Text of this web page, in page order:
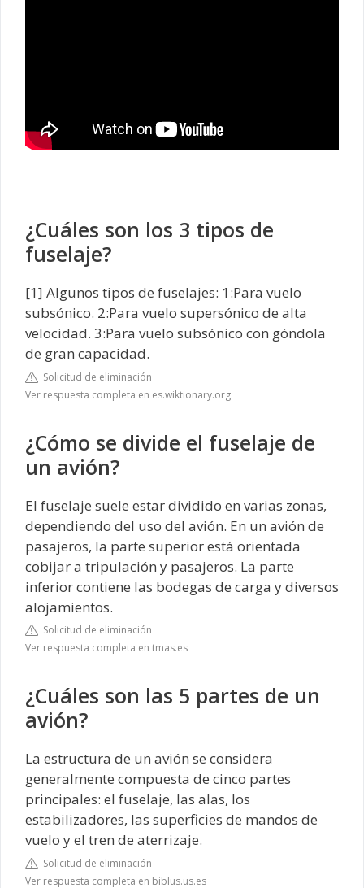
¿Cuáles son los 3 tipos de
fuselaje?
[1] Algunos tipos de fuselajes: 1:Para vuelo
subsónico. 2:Para vuelo supersónico de alta
velocidad. 3:Para vuelo subsónico con góndola
de gran capacidad.
Solicitud de eliminación
Ver respuesta completa en es.wiktionary.org
¿Cómo se divide el fuselaje de
un avión?
El fuselaje suele estar dividido en varias zonas,
dependiendo del uso del avión. En un avión de
pasajeros, la parte superior está orientada
cobijar a tripulación y pasajeros. La parte
inferior contiene las bodegas de carga y diversos
alojamientos.
Solicitud de eliminación
Ver respuesta completa en tmas.es
¿Cuáles son las 5 partes de un
avión?
La estructura de un avión se considera
generalmente compuesta de cinco partes
principales: el fuselaje, las alas, los
estabilizadores, las superficies de mandos de
vuelo y el tren de aterrizaje.
Solicitud de eliminación
Ver respuesta completa en biblus.us.es